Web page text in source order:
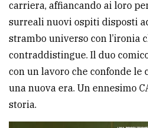
Ricerca
avanzata
ALTRE
TESTATE
carriera, affiancando ai loro
surreali nuovi ospiti disposti
strambo universo con l’ironia
contraddistingue. Il duo
con un lavoro che confonde le
una nuova era. Un ennesimo
storia.